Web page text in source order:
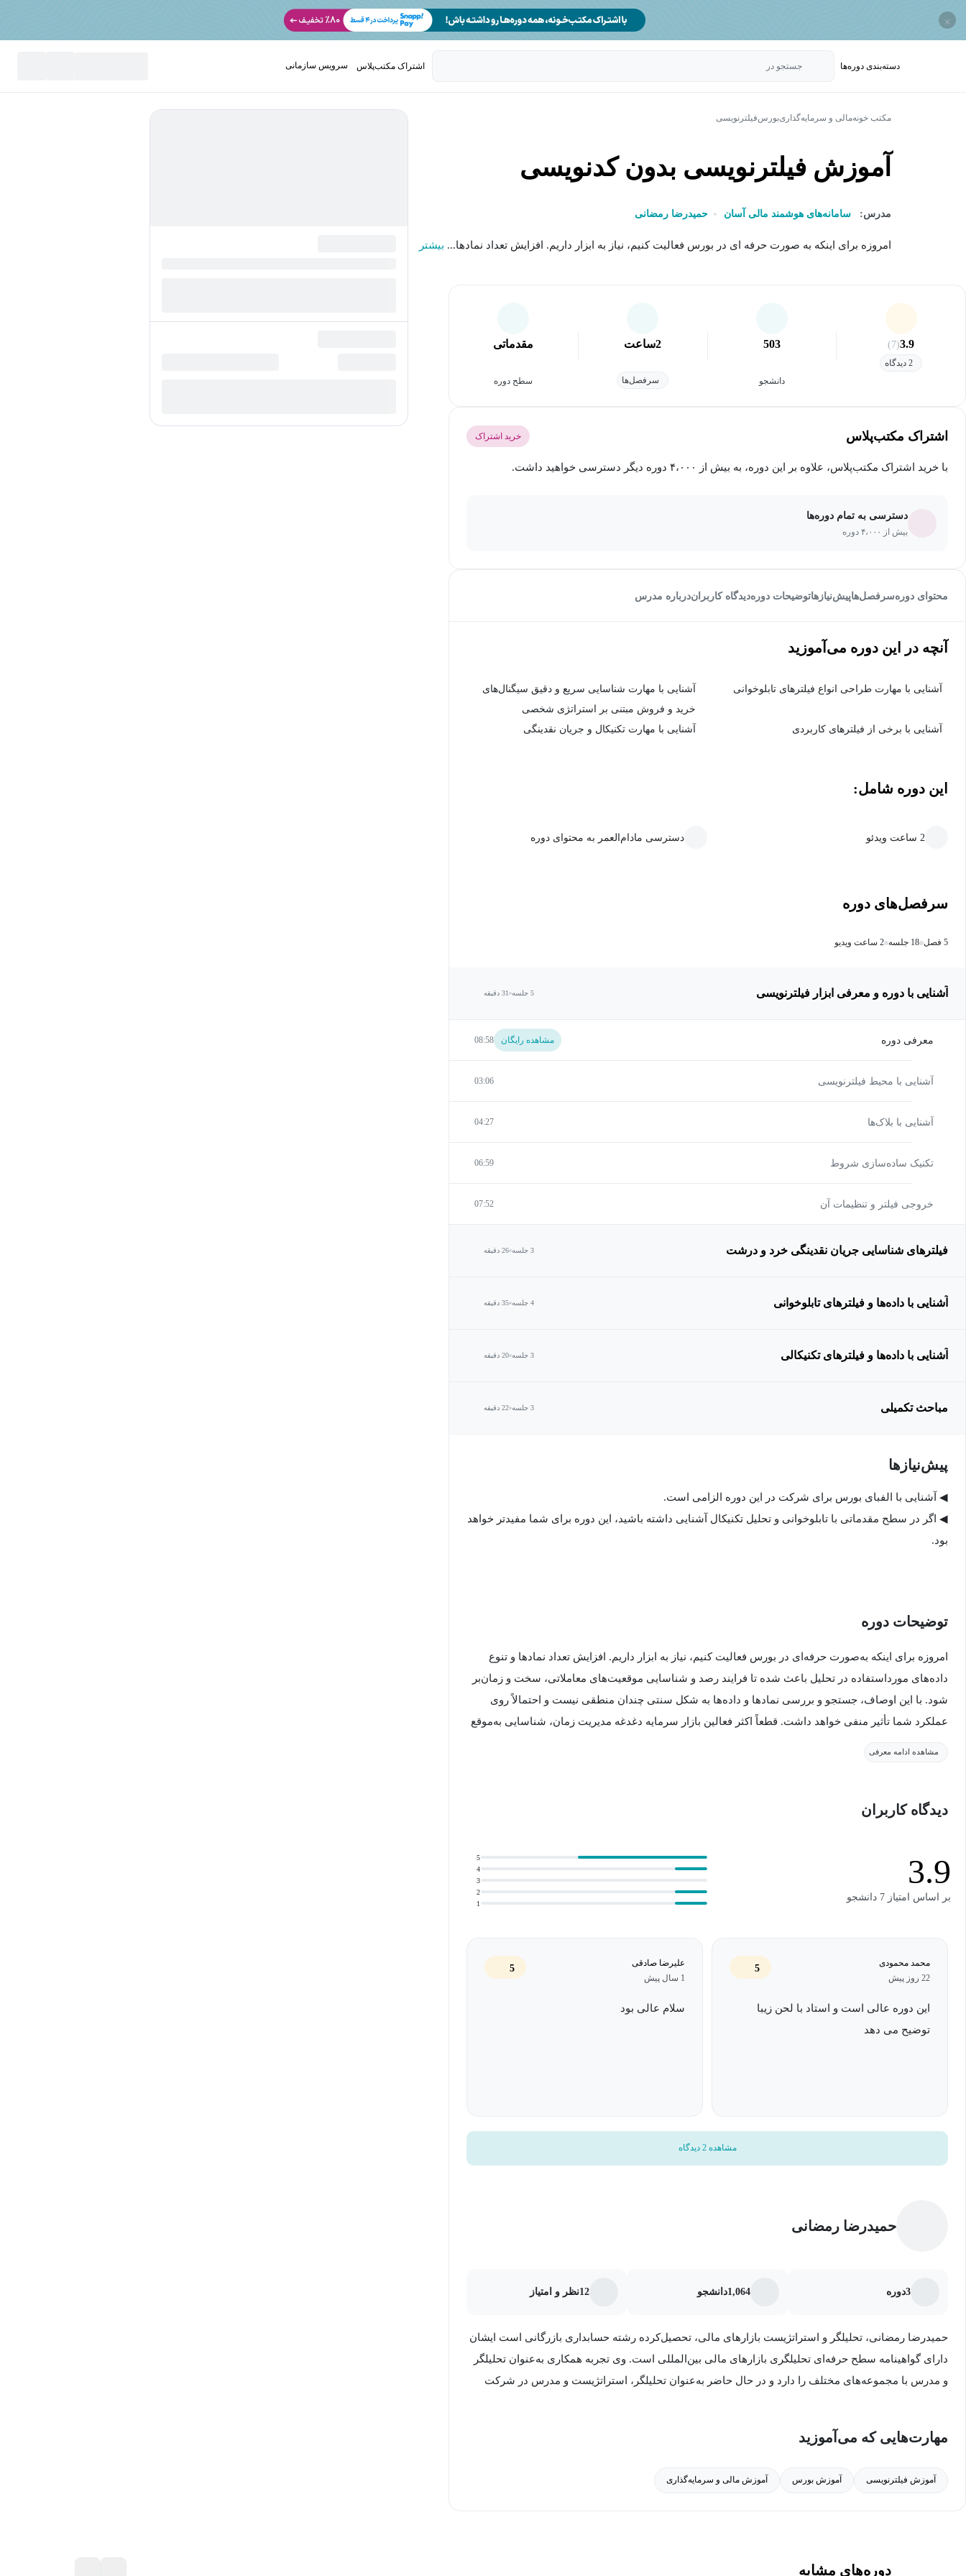
×
دسته‌بندی‌ دوره‌ها جستجو در اشتراک مکتب‌پلاس سرویس سازمانی
مکتب خونهمالی و سرمایه‌گذاریبورسفیلترنویسی
آموزش فیلترنویسی بدون کدنویسی
مدرس: سامانه‌های هوشمند مالی آسان حمیدرضا رمضانی
امروزه برای اینکه به صورت حرفه ای در بورس فعالیت کنیم، نیاز به ابزار داریم. افزایش تعداد نمادها... بیشتر
3.9
(7)
2 دیدگاه
503
دانشجو
2ساعت
سرفصل‌ها
مقدماتی
سطح دوره
اشتراک مکتب‌پلاس خرید اشتراک
با خرید اشتراک مکتب‌پلاس، علاوه بر این دوره، به بیش از ۴،۰۰۰ دوره دیگر دسترسی خواهید داشت.
دسترسی به تمام دوره‌ها
بیش از ۴،۰۰۰ دوره
محتوای دورهسرفصل‌هاپیش‌نیاز‌هاتوضیحات دورهدیدگاه کاربراندرباره مدرس
آنچه در این دوره می‌آموزید
آشنایی با مهارت طراحی انواع فیلترهای تابلوخوانی
آشنایی با مهارت شناسایی سریع و دقیق سیگنال‌های
خرید و فروش مبتنی بر استراتژی شخصی
آشنایی با برخی از فیلترهای کاربردی
آشنایی با مهارت تکنیکال و جریان نقدینگی
این دوره شامل:
2 ساعت ویدئو دسترسی مادام‌العمر به محتوای دوره
سرفصل‌های دوره
5 فصل 18 جلسه 2 ساعت ویدیو
آشنایی با دوره و معرفی ابزار فیلترنویسی 5 جلسه 31 دقیقه
معرفی دوره مشاهده رایگان 08:58
آشنایی با محیط فیلترنویسی 03:06
آشنایی با بلاک‌ها 04:27
تکنیک ساده‌سازی شروط 06:59
خروجی فیلتر و تنظیمات آن 07:52
فیلترهای شناسایی جریان نقدینگی خرد و درشت 3 جلسه 26 دقیقه
آشنایی با داده‌ها و فیلترهای تابلوخوانی 4 جلسه 35 دقیقه
آشنایی با داده‌ها و فیلترهای تکنیکالی 3 جلسه 20 دقیقه
مباحث تکمیلی 3 جلسه 22 دقیقه
پیش‌نیاز‌ها
◀ آشنایی با الفبای بورس برای شرکت در این دوره الزامی است.
◀ اگر در سطح مقدماتی با تابلوخوانی و تحلیل تکنیکال آشنایی داشته باشید، این دوره برای شما مفیدتر خواهد
بود.
توضیحات دوره
امروزه برای اینکه به‌صورت حرفه‌ای در بورس فعالیت کنیم، نیاز به ابزار داریم. افزایش تعداد نمادها و تنوع
داده‌های مورداستفاده در تحلیل باعث شده تا فرایند رصد و شناسایی موقعیت‌های معاملاتی، سخت و زمان‌بر
شود. با این اوصاف، جستجو و بررسی نمادها و داده‌ها به شکل سنتی چندان منطقی نیست و احتمالاً روی
عملکرد شما تأثیر منفی خواهد داشت. قطعاً اکثر فعالین بازار سرمایه دغدغه مدیریت زمان، شناسایی به‌موقع
امروزه برای اینکه به‌صورت حرفه‌ای در بورس فعالیت کنیم، نیاز به ابزار داریم. افزایش تعداد نمادها و تنوع
عملکرد شما تأثیر منفی خواهد داشت.
است.
مشاهده ادامه معرفی
دیدگاه کاربران
3.9
بر اساس امتیاز 7 دانشجو
1
2
3
4
5
محمد محمودی
22 روز پیش
5
این دوره عالی است و استاد با لحن زیبا
توضیح می دهد
علیرضا صادقی
1 سال پیش
5
سلام عالی بود
مشاهده 2 دیدگاه
حمیدرضا رمضانی
3دوره 1,064دانشجو 12نظر و امتیاز
حمیدرضا رمضانی، تحلیلگر و استراتژیست بازارهای مالی، تحصیل‌کرده رشته حسابداری بازرگانی است ایشان
دارای گواهینامه سطح حرفه‌ای تحلیلگری بازارهای مالی بین‌المللی است. وی تجربه همکاری به‌عنوان تحلیلگر
و مدرس با مجموعه‌های مختلف را دارد و در حال حاضر به‌عنوان تحلیلگر، استراتژیست و مدرس در شرکت
سیگنال یابی حرفه‌ای، مبدع روش ترکیبی تحلیل چندبعدی و برگزارکننده صدها ساعت دوره تخصصی تحلیلگری
مهارت‌هایی که می‌آموزید
آموزش فیلترنویسی آموزش بورس آموزش مالی و سرمایه‌گذاری
دوره‌های مشابه